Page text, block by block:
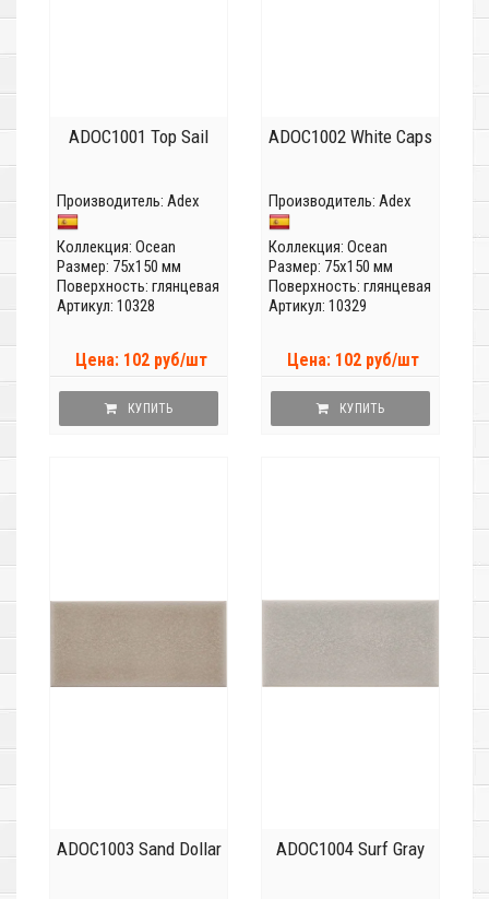
ADOC1001 Top Sail
Производитель: Adex
Коллекция: Ocean
Размер: 75x150 мм
Поверхность: глянцевая
Артикул: 10328
Цена: 102 руб/шт
КУПИТЬ
ADOC1002 White Caps
Производитель: Adex
Коллекция: Ocean
Размер: 75x150 мм
Поверхность: глянцевая
Артикул: 10329
Цена: 102 руб/шт
КУПИТЬ
ADOC1003 Sand Dollar ADOC1004 Surf Gray